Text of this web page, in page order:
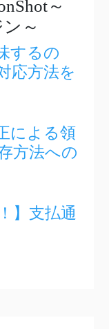
～
～
するの
応方法を
による領
方法への
】支払通